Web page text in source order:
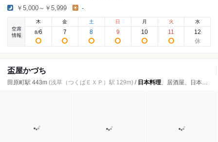
￥5,000～￥5,999 -
空席
情報
木
8/6
金
7
土
8
日
9
月
10
火
11
水
12
盃屋かづち
田原町駅 443m (浅草（つくばＥＸＰ）駅 129m) / 日本料理、居酒屋、日本酒バー